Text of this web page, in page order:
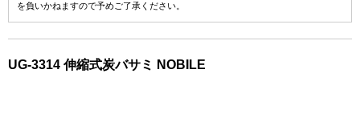
を負いかねますので予めご了承ください。
UG-3314 伸縮式炭バサミ NOBILE